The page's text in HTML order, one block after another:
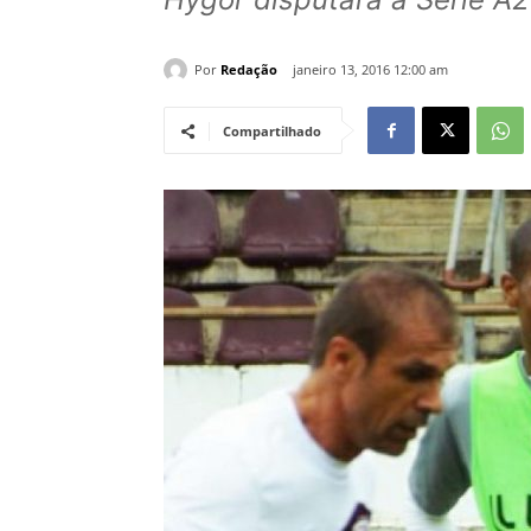
Por Redação janeiro 13, 2016 12:00 am
Compartilhado